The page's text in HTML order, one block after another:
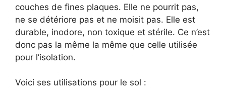
couches de fines plaques. Elle ne pourrit pas,
ne se détériore pas et ne moisit pas. Elle est
durable, inodore, non toxique et stérile. Ce n’est
donc pas la même la même que celle utilisée
pour l’isolation.
Voici ses utilisations pour le sol :